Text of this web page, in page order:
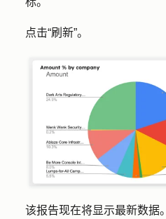
点击“刷新”。
该报告现在将显示最新数据。